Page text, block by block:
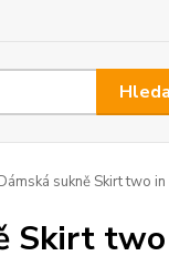
sukně Skirt two
Skirt